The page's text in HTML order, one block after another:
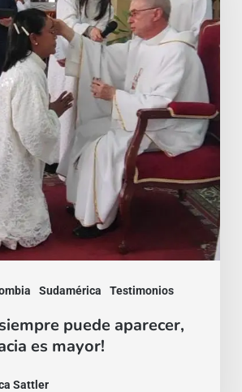
Sudamérica Testimonios
puede aparecer,
es mayor!
Sattler